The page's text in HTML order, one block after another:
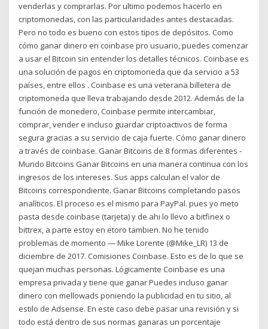
venderlas y comprarlas. Por ultimo podemos hacerlo en
criptomonedas, con las particularidades antes destacadas.
Pero no todo es bueno con estos tipos de depósitos. Como
cómo ganar dinero en coinbase pro usuario, puedes comenzar
a usar el Bitcoin sin entender los detalles técnicos. Coinbase es
una solución de pagos en criptomoneda que da servicio a 53
países, entre ellos . Coinbase es una veterana billetera de
criptomoneda que lleva trabajando desde 2012. Además de la
función de monedero, Coinbase permite intercambiar,
comprar, vender e incluso guardar criptoactivos de forma
segura gracias a su servicio de caja fuerte. Cómo ganar dinero
a través de coinbase. Ganar Bitcoins de 8 formas diferentes -
Mundo Bitcoins Ganar Bitcoins en una manera continua con los
ingresos de los intereses. Sus apps calculan el valor de
Bitcoins correspondiente. Ganar Bitcoins completando pasos
analíticos. El proceso es el mismo para PayPal. pues yo meto
pasta desde coinbase (tarjeta) y de ahi lo llevo a bitfinex o
bittrex, a parte estoy en etoro tambien. No he tenido
problemas de momento — Mike Lorente (@Mike_LR) 13 de
diciembre de 2017. Comisiones Coinbase. Esto es de lo que se
quejan muchas personas. Lógicamente Coinbase es una
empresa privada y tiene que ganar Puedes incluso ganar
dinero con mellowads poniendo la publicidad en tu sitio, al
estilo de Adsense. En este caso debe pasar una revisión y si
todo está dentro de sus normas ganaras un porcentaje